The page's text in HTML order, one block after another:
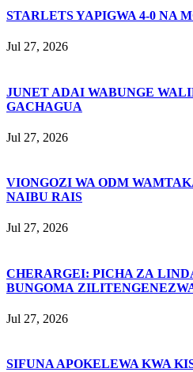
STARLETS YAPIGWA 4-0 NA
Jul 27, 2026
JUNET ADAI WABUNGE
GACHAGUA
Jul 27, 2026
VIONGOZI WA ODM
NAIBU RAIS
Jul 27, 2026
CHERARGEI: PICHA ZA
BUNGOMA
Jul 27, 2026
SIFUNA APOKELEWA KWA